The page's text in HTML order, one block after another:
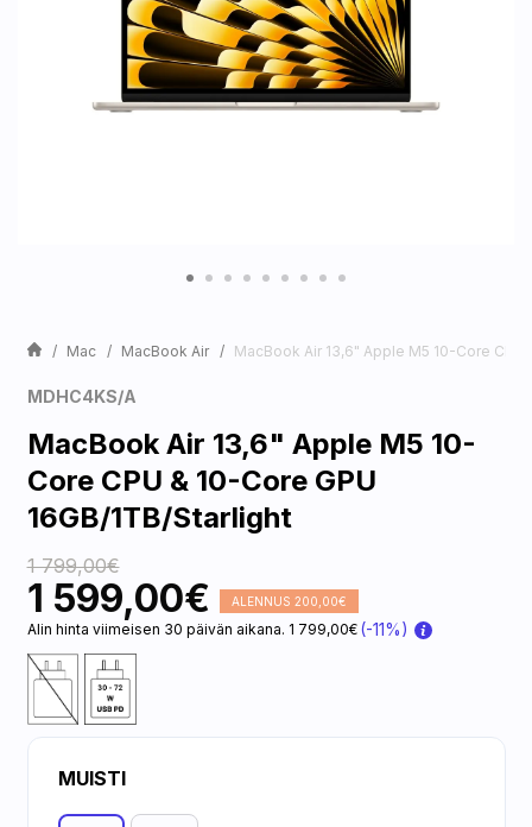
Mac MacBook Air MacBook Air 13,6" Apple M5 10-Core CPU
MDHC4KS/A
MacBook Air 13,6" Apple M5 10-
Core CPU & 10-Core GPU
16GB/1TB/Starlight
1 799,00€
1 599,00€ ALENNUS 200,00€
Alin hinta viimeisen 30 päivän aikana. 1 799,00€ (-11%)
MUISTI